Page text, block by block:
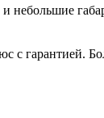
с гарантией.